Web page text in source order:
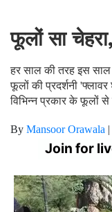
फूलों सा
हर साल की तरह इस साल
फूलों की प्रदर्शनी
विभिन्न प्रकार के फूलों से
By Mansoor Orawala |
Join for